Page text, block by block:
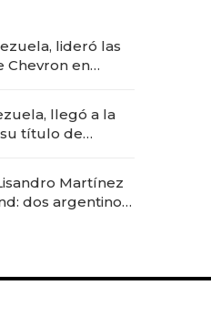
lideró las
Chevron en
llegó a la
título de
premium"Martínez
dos argentinos